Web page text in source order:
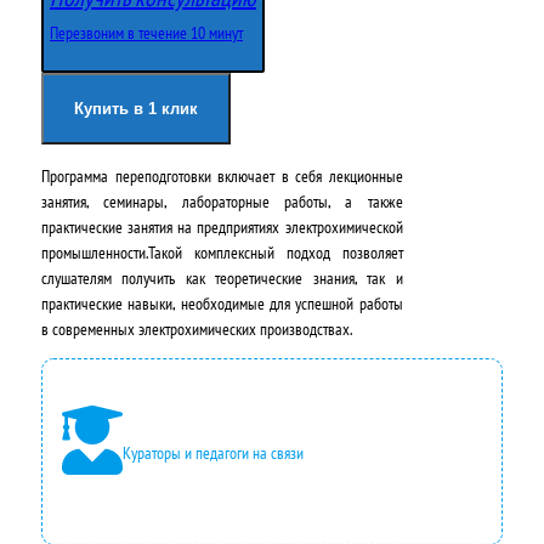
о
ч
а
л
ь
н
а
я
ц
е
н
щ
я
ц
е
н
а
:
2
0
Перезвоним в течение 10 минут
Купить в 1 клик
Программа переподготовки включает в себя лекционные
занятия, семинары, лабораторные работы, а также
практические занятия на предприятиях электрохимической
промышленности.Такой комплексный подход позволяет
слушателям получить как теоретические знания, так и
практические навыки, необходимые для успешной работы
в современных электрохимических производствах.
Кураторы и педагоги на связи